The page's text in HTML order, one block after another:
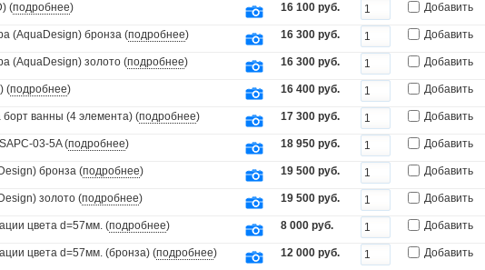
(подробнее) 16 100 руб. Добавить
(AquaDesign) бронза (подробнее) 16 300 руб. Добавить
(AquaDesign) золото (подробнее) 16 300 руб. Добавить
(подробнее) 16 400 руб. Добавить
ванны (4 элемента) (подробнее) 17 300 руб. Добавить
03-5A (подробнее) 18 950 руб. Добавить
бронза (подробнее) 19 500 руб. Добавить
золото (подробнее) 19 500 руб. Добавить
цвета d=57мм. (подробнее) 8 000 руб. Добавить
цвета d=57мм. (бронза) (подробнее) 12 000 руб. Добавить